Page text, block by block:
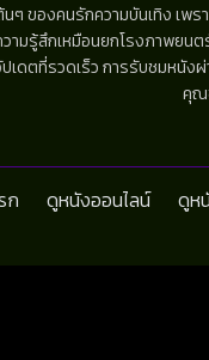
ของคนรักความบันเทิง เพร
มรู้สึกเหมือนยกโรงภาพยน
ตที่รวดเร็ว การรับชมหนัง
คุณ
ก ดูหนังออนไลน์ ดูห